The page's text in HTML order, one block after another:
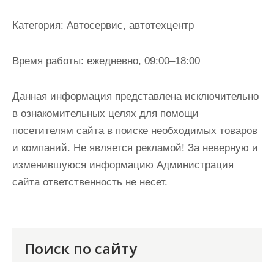
Категория: Автосервис, автотехцентр
Время работы: ежедневно, 09:00–18:00
Данная информация представлена исключительно
в ознакомительных целях для помощи
посетителям сайта в поиске необходимых товаров
и компаний. Не является рекламой! За неверную и
изменившуюся информацию Администрация
сайта ответственность не несет.
Поиск по сайту